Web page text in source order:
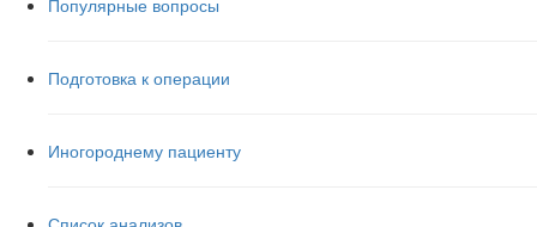
Подготовка к операции
Иногороднему пациенту